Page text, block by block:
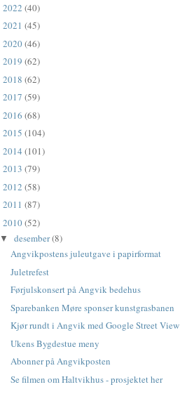
2022 (40)
2021 (45)
2020(46)
2019 (62)
2018 (62)
2017 (59)
2016 (68)
2015 (104)
2014 (101)
2013 (79)
2012 (58)
2011 (87)
2010(52)
▼ desember(8)
Angvikpostens juleutgave i papirformat
Juletrefest
Førjulskonsert på Angvik bedehus
Sparebanken Møre sponser kunstgrasbanen
Kjør rundt i Angvik med Google Street View
Ukens Bygdestue meny
Abonner på Angvikposten
Se filmen om Haltvikhus - prosjektet her